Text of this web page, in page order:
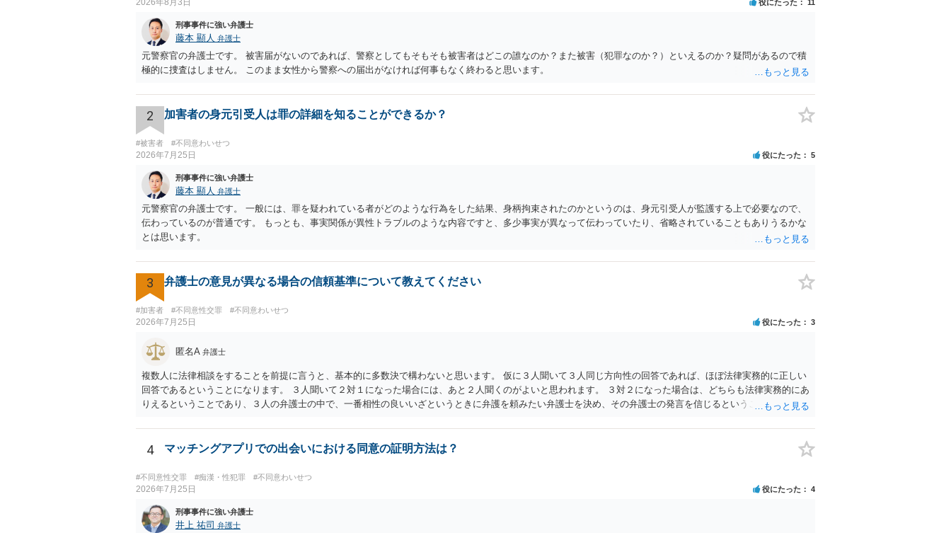
2026年8月3日 役にたった 11
刑事事件に強い弁護士
藤本 顯人 弁護士
元警察官の弁護士です。 被害届がないのであれば、警察としてもそもそも被害者はどこの誰なのか？また被害（犯罪なのか？）といえるのか？疑問があるので積
極的に捜査はしません。 このまま女性から警察への届出がなければ何事もなく終わると思います。
2 加害者の身元引受人は罪の詳細を知ることができるか？
#被害者 #不同意わいせつ
2026年7月25日 役にたった 5
刑事事件に強い弁護士
藤本 顯人 弁護士
元警察官の弁護士です。 一般には、罪を疑われている者がどのような行為をした結果、身柄拘束されたのかというのは、身元引受人が監護する上で必要なので、
伝わっているのが普通です。 もっとも、事実関係が異性トラブルのような内容ですと、多少事実が異なって伝わっていたり、省略されていることもありうるかな
とは思います。
3 弁護士の意見が異なる場合の信頼基準について教えてください
#加害者 #不同意性交罪 #不同意わいせつ
2026年7月25日 役にたった 3
匿名A 弁護士
複数人に法律相談をすることを前提に言うと、基本的に多数決で構わないと思います。 仮に３人聞いて３人同じ方向性の回答であれば、ほぼ法律実務的に正しい
回答であるということになります。 ３人聞いて２対１になった場合には、あと２人聞くのがよいと思われます。 ３対２になった場合は、どちらも法律実務的にあ
りえるということであり、３人の弁護士の中で、一番相性の良いいざというときに弁護を頼みたい弁護士を決め、その弁護士の発言を信じるということになりま
自体が不適切であるからです。 ただ、相談者が弁護士に断言回答を求める気持ちがあるのは普通なので、その相談者の気持ちを理解した上で、「逮捕されてもす
ぐに（自ら）接見して、身柄解放手続きをします」とまで述べてくれるのであれば、その弁護士に予め費用の見積もりをしておいても良いかと思われます。
4 マッチングアプリでの出会いにおける同意の証明方法は？
#不同意性交罪 #痴漢・性犯罪 #不同意わいせつ
2026年7月25日 役にたった 4
刑事事件に強い弁護士
井上 祐司 弁護士